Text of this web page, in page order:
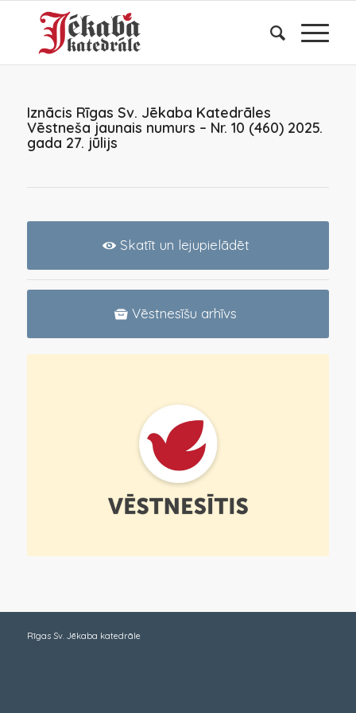
Iznācis Rīgas Sv. Jēkaba Katedrāles
Vēstneša jaunais numurs – Nr. 10 (460) 2025.
gada 27. jūlijs
Skatīt un lejupielādēt
Vēstnesīšu arhīvs
Rīgas Sv. Jēkaba katedrāle